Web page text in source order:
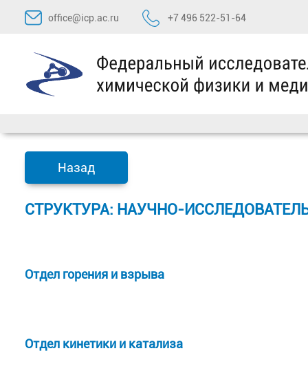
Перейти
содержимому
office@icp.ac.ru +7 496 522-51-64
Назад
СТРУКТУРА: НАУЧНО-
Отдел горения и взрыва
Отдел кинетики и катализа